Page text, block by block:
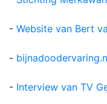
- Website van Bert
-
- Interview van TV